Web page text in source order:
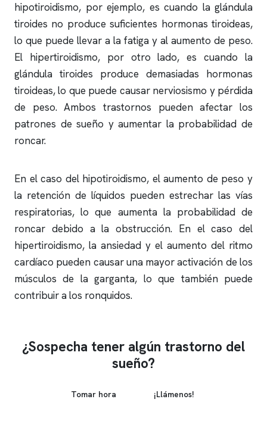
hipotiroidismo, por ejemplo, es cuando la glándula
tiroides no produce suficientes hormonas tiroideas,
lo que puede llevar a la fatiga y al aumento de peso.
El hipertiroidismo, por otro lado, es cuando la
glándula tiroides produce demasiadas hormonas
tiroideas, lo que puede causar nerviosismo y pérdida
de peso. Ambos trastornos pueden afectar los
patrones de sueño y aumentar la probabilidad de
roncar.
En el caso del hipotiroidismo, el aumento de peso y
la retención de líquidos pueden estrechar las vías
respiratorias, lo que aumenta la probabilidad de
roncar debido a la obstrucción. En el caso del
hipertiroidismo, la ansiedad y el aumento del ritmo
cardíaco pueden causar una mayor activación de los
músculos de la garganta, lo que también puede
contribuir a los ronquidos.
¿Sospecha tener algún trastorno del
sueño?
Tomar hora ¡Llámenos!